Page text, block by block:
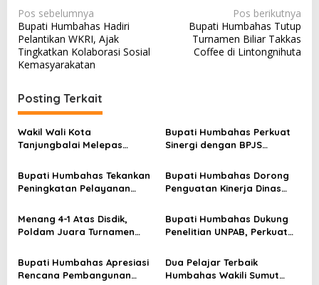
N
a
v
i
g
a
s
i
p
o
s
Pos sebelumnya
Bupati Humbahas Hadiri
Pelantikan WKRI, Ajak
Tingkatkan Kolaborasi Sosial
Kemasyarakatan
Pos berikutnya
Bupati Humbahas Tutup
Turnamen Biliar Takkas
Coffee di Lintongnihuta
Posting Terkait
Wakil Wali Kota
Tanjungbalai Melepas
Kontingen Pramuka
Tanjungbalai Ikuti Jamnas
XII di Cibubur
Bupati Humbahas Perkuat
Sinergi dengan BPJS
Perluas Perlindungan
Pekerja
Bupati Humbahas Tekankan
Peningkatan Pelayanan
Utamakan Profesionalisme
dan Integritas
Bupati Humbahas Dorong
Penguatan Kinerja Dinas
SDM Berkualitas
Menang 4-1 Atas Disdik,
Poldam Juara Turnamen
Bupati Humbahas Dukung
Penelitian UNPAB, Perkuat
Toba
Bupati Humbahas Apresiasi
Rencana Pembangunan
Dua Pelajar Terbaik
Humbahas Wakili Sumut